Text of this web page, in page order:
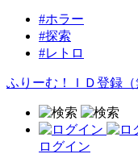
#ホラー
#探索
#レトロ
ふりーむ！ＩＤ登録（
ログイン